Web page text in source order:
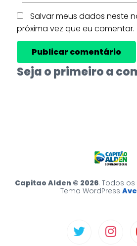
Salvar meus dados neste
próxima vez que eu comentar.
Seja o primeiro a
Capitao Alden © 2026. Todos
Tema WordPress